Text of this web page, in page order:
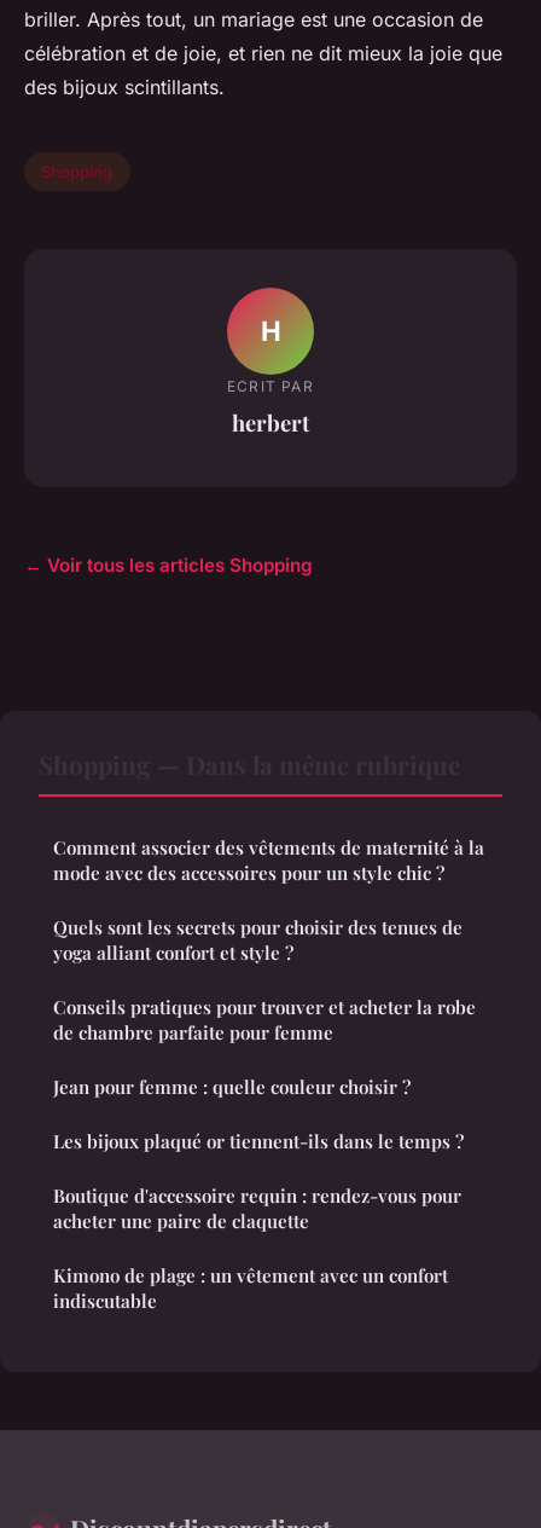
briller. Après tout, un mariage est une occasion de
célébration et de joie, et rien ne dit mieux la joie que
des bijoux scintillants.
Shopping
H
ECRIT PAR
herbert
← Voir tous les articles Shopping
Comment associer des vêtements de maternité à la
mode avec des accessoires pour un style chic ?
Quels sont les secrets pour choisir des tenues de
yoga alliant confort et style ?
Conseils pratiques pour trouver et acheter la robe
de chambre parfaite pour femme
Jean pour femme : quelle couleur choisir ?
Les bijoux plaqué or tiennent-ils dans le temps ?
Boutique d'accessoire requin : rendez-vous pour
acheter une paire de claquette
Kimono de plage : un vêtement avec un confort
indiscutable